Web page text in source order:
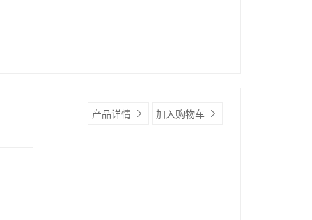
产品详情 加入购物车